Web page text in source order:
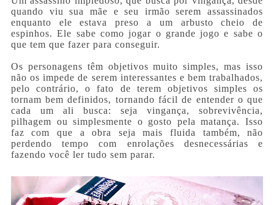
quando viu sua mãe e seu irmão serem assassinados
enquanto ele estava preso a um arbusto cheio de
espinhos. Ele sabe como jogar o grande jogo e sabe o
que tem que fazer para conseguir.
Os personagens têm objetivos muito simples, mas isso
não os impede de serem interessantes e bem trabalhados,
pelo contrário, o fato de terem objetivos simples os
tornam bem definidos, tornando fácil de entender o que
cada um ali busca: seja vingança, sobrevivência,
pilhagem ou simplesmente o gosto pela matança. Isso
faz com que a obra seja mais fluida também, não
perdendo tempo com enrolações desnecessárias e
fazendo você ler tudo sem parar.